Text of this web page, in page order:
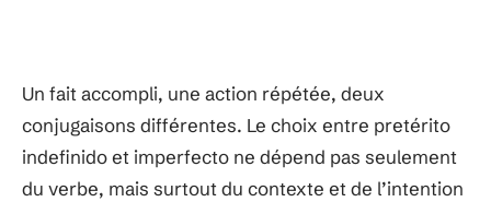
Un fait accompli, une action répétée, deux
conjugaisons différentes. Le choix entre pretérito
indefinido et imperfecto ne dépend pas seulement
du verbe, mais surtout du contexte et de l’intention